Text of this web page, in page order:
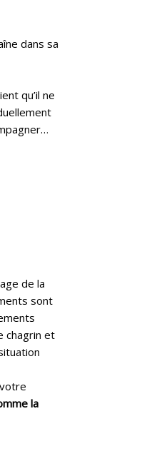
dans sa
qu’il ne
de la
sont
chagrin et
la